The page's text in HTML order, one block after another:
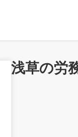
浅草の労